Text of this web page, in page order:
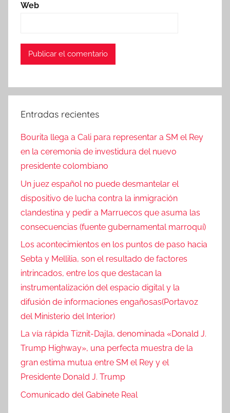
Web
Entradas recientes
Bourita llega a Cali para representar a SM el Rey
en la ceremonia de investidura del nuevo
presidente colombiano
Un juez español no puede desmantelar el
dispositivo de lucha contra la inmigración
clandestina y pedir a Marruecos que asuma las
consecuencias (fuente gubernamental marroquí)
Los acontecimientos en los puntos de paso hacia
Sebta y Mellilia, son el resultado de factores
intrincados, entre los que destacan la
instrumentalización del espacio digital y la
difusión de informaciones engañosas(Portavoz
del Ministerio del Interior)
La vía rápida Tiznit-Dajla, denominada «Donald J.
Trump Highway», una perfecta muestra de la
gran estima mutua entre SM el Rey y el
Presidente Donald J. Trump
Comunicado del Gabinete Real